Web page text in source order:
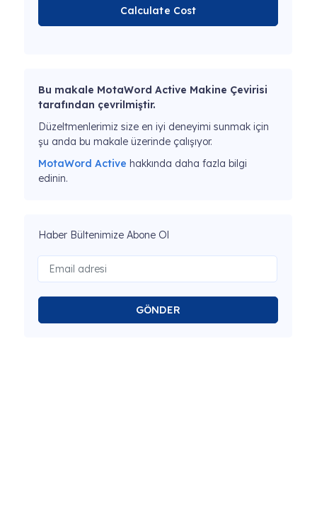
Calculate Cost
Bu makale MotaWord Active Makine Çevirisi
tarafından çevrilmiştir.
Düzeltmenlerimiz size en iyi deneyimi sunmak için
şu anda bu makale üzerinde çalışıyor.
MotaWord Active hakkında daha fazla bilgi
edinin.
Haber Bültenimize Abone Ol
GÖNDER